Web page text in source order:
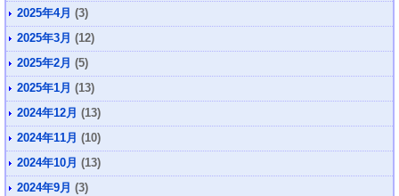
2025年4月 (3)
2025年3月 (12)
2025年2月 (5)
2025年1月 (13)
2024年12月 (13)
2024年11月 (10)
2024年10月 (13)
2024年9月 (3)